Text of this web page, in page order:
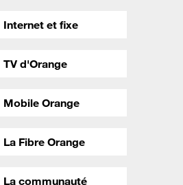
Internet et fixe
TV d'Orange
Mobile Orange
La Fibre Orange
La communauté